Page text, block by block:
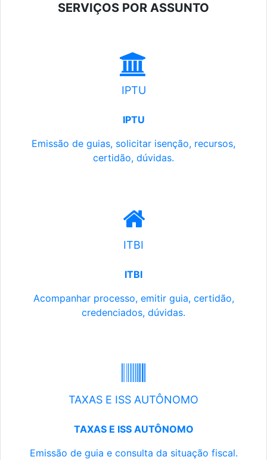
SERVIÇOS POR ASSUNTO
IPTU
IPTU
Emissão de guias, solicitar isenção, recursos,
certidão, dúvidas.
ITBI
ITBI
Acompanhar processo, emitir guia, certidão,
credenciados, dúvidas.
TAXAS E ISS AUTÔNOMO
TAXAS E ISS AUTÔNOMO
Emissão de guia e consulta da situação fiscal.